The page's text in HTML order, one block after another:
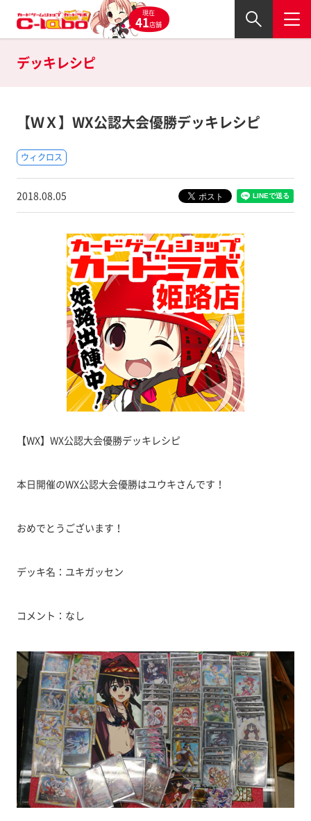
現在
41店舗
デッキレシピ
【ＷＸ】WX公認大会優勝デッキレシピ
ウィクロス
2018.08.05
【WX】WX公認大会優勝デッキレシピ
本日開催のWX公認大会優勝はユウキさんです！
おめでとうございます！
デッキ名：ユキガッセン
コメント：なし